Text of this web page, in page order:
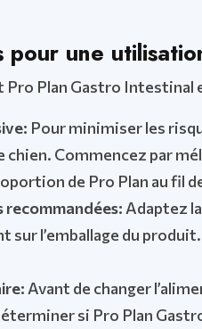
pour une
Plan Gastro Intestinal
Pour minimiser les
chien. Commencez par
de Pro Plan au fil
recommandées: Adaptez
sur l’emballage du
Avant de changer
si Pro Plan